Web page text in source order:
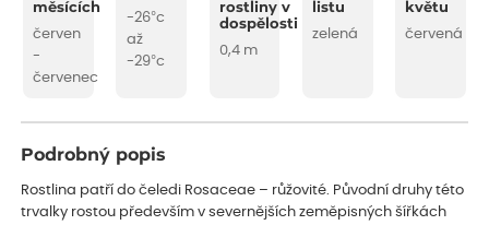
měsících
červen
-
červenec
-26°c
až
-29°c
rostliny v
dospělosti
0,4 m
listu
zelená
květu
červená
Podrobný popis
Rostlina patří do čeledi Rosaceae – růžovité. Původní druhy této
trvalky rostou především v severnějších zeměpisných šířkách